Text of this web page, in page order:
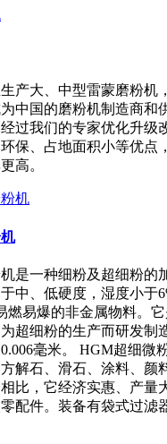
产大、中型雷蒙磨粉机
中国的磨粉机制造商和
过我们的专家优化升级
保、占地面积小等优点
高。
是一种细粉及超细粉的
中、低硬度，湿度小于
燃易爆的非金属物料。
超细粉的生产而研发制
毫米。 HGM超细微
解石、滑石、涂料、颜
比，它经济实惠、产量
配件。装备有袋式过滤